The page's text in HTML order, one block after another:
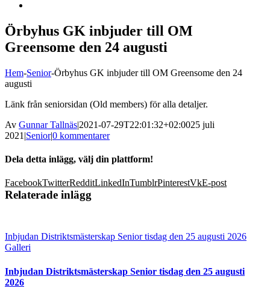
Örbyhus GK inbjuder till OM
Greensome den 24 augusti
Hem-Senior-Örbyhus GK inbjuder till OM Greensome den 24
augusti
Länk från seniorsidan (Old members) för alla detaljer.
Av Gunnar Tallnäs|2021-07-29T22:01:32+02:0025 juli
2021 |Senior|0 kommentarer
Dela detta inlägg, välj din plattform!
FacebookTwitterRedditLinkedInTumblrPinterestVkE-post
Relaterade inlägg
Inbjudan Distriktsmästerskap Senior tisdag den 25 augusti 2026
Galleri
Inbjudan Distriktsmästerskap Senior tisdag den 25 augusti
2026